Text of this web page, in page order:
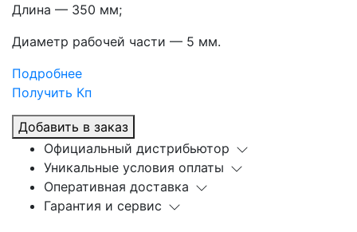
Длина — 350 мм;
Диаметр рабочей части — 5 мм.
Подробнее
Получить Кп
Добавить в заказ
Официальный дистрибьютор
Уникальные условия оплаты
Оперативная доставка
Гарантия и сервис